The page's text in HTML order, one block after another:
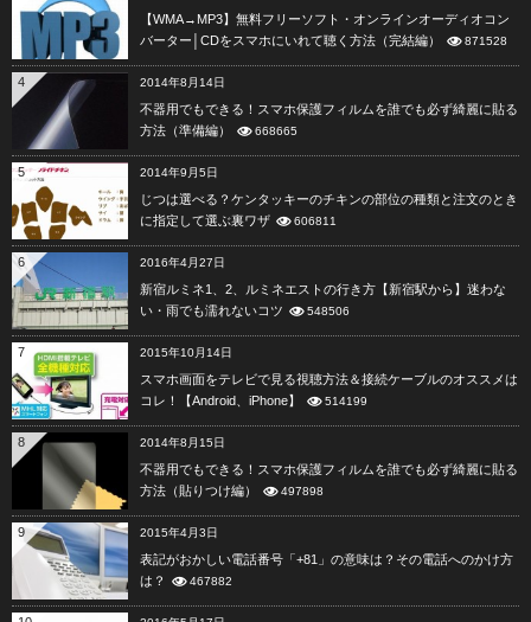
【WMA→MP3】無料フリーソフト・オンラインオーディオコン
バーター│CDをスマホにいれて聴く方法（完結編）
871528
4 2014年8月14日
不器用でもできる！スマホ保護フィルムを誰でも必ず綺麗に貼る
方法（準備編）
668665
5 2014年9月5日
じつは選べる？ケンタッキーのチキンの部位の種類と注文のとき
に指定して選ぶ裏ワザ
606811
6 2016年4月27日
新宿ルミネ1、2、ルミネエストの行き方【新宿駅から】迷わな
い・雨でも濡れないコツ
548506
7 2015年10月14日
スマホ画面をテレビで見る視聴方法＆接続ケーブルのオススメは
コレ！【Android、iPhone】
514199
8 2014年8月15日
不器用でもできる！スマホ保護フィルムを誰でも必ず綺麗に貼る
方法（貼りつけ編）
497898
9 2015年4月3日
表記がおかしい電話番号「+81」の意味は？その電話へのかけ方
は？
467882